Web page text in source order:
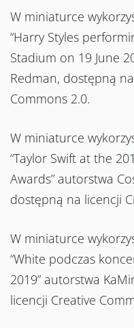
W miniaturce
“Harry Styles
Stadium on 19 June
Redman, dostępną
Commons 2.0.
W miniaturce
“Taylor Swift at the
Awards” autorstwa
dostępną na licencji
W miniaturce
“White podczas
2019” autorstwa
licencji Creative